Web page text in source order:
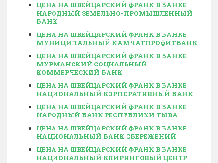
ЦЕНА НА ШВЕЙЦАРСКИЙ ФРАНК В БАНКЕ
НАРОДНЫЙ ЗЕМЕЛЬНО-ПРОМЫШЛЕННЫЙ
БАНК
ЦЕНА НА ШВЕЙЦАРСКИЙ ФРАНК В БАНКЕ
МУНИЦИПАЛЬНЫЙ КАМЧАТПРОФИТБАНК
ЦЕНА НА ШВЕЙЦАРСКИЙ ФРАНК В БАНКЕ
МУРМАНСКИЙ СОЦИАЛЬНЫЙ
КОММЕРЧЕСКИЙ БАНК
ЦЕНА НА ШВЕЙЦАРСКИЙ ФРАНК В БАНКЕ
НАЦИОНАЛЬНЫЙ КОРПОРАТИВНЫЙ БАНК
ЦЕНА НА ШВЕЙЦАРСКИЙ ФРАНК В БАНКЕ
НАРОДНЫЙ БАНК РЕСПУБЛИКИ ТЫВА
ЦЕНА НА ШВЕЙЦАРСКИЙ ФРАНК В БАНКЕ
НАЦИОНАЛЬНЫЙ БАНК СБЕРЕЖЕНИЙ
ЦЕНА НА ШВЕЙЦАРСКИЙ ФРАНК В БАНКЕ
НАЦИОНАЛЬНЫЙ КЛИРИНГОВЫЙ ЦЕНТР